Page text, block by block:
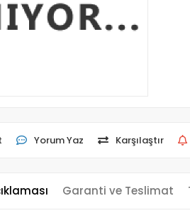
Yorum Yaz Karşılaştır
Garanti ve Teslimat